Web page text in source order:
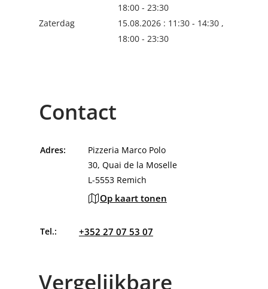
18:00 - 23:30
Zaterdag
15.08.2026 : 11:30 - 14:30 ,
18:00 - 23:30
Contact
Adres:
Pizzeria Marco Polo
30, Quai de la Moselle
L-5553 Remich
Op kaart tonen
Tel.: +352 27 07 53 07
Vergelijkbare